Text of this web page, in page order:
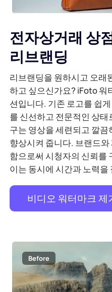
전자상거래 상
리브랜딩
리브랜딩을 원하시고 오래
하고 싶으신가요? iFoto 워
션입니다. 기존 로고를 쉽
를 신선하고 전문적인 상
구는 영상을 세련되고 깔
향상시켜 줍니다. 브랜드
함으로써 시청자의 신뢰를
이는 동시에 시간과 노력을
비디오 워터마크
Before